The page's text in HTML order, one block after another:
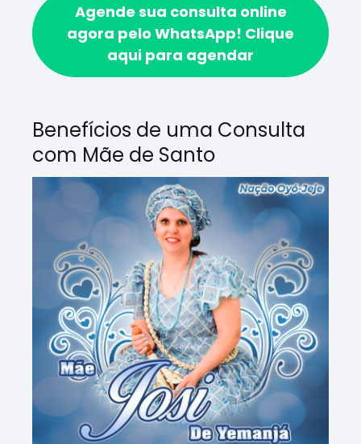
Agende sua consulta online
agora pelo WhatsApp! Clique
aqui para agendar
Benefícios de uma Consulta
com Mãe de Santo